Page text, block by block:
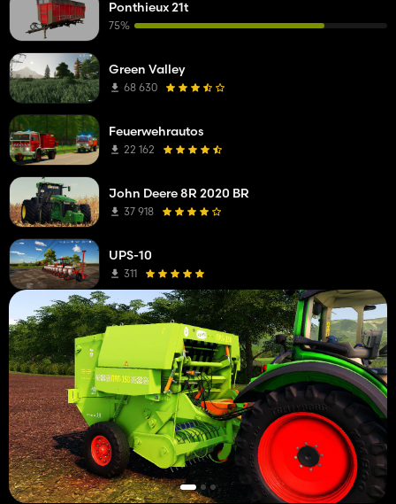
Ponthieux 21t
75%
Green Valley
68 630
Feuerwehrautos
22 162
John Deere 8R 2020 BR
37 918
UPS-10
311